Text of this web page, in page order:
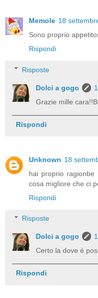
Memole 18
Sono proprio
Rispondi
Risposte
Dolci a gogo
Grazie mille
Rispondi
Unknown 18
hai proprio
cosa migliore che ci
Rispondi
Risposte
Dolci a gogo
Certo la dove è
Rispondi